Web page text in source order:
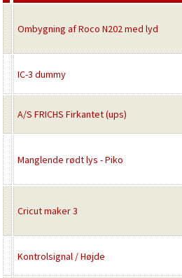
Ombygning af Roco N202 med lyd
IC-3 dummy
A/S FRICHS Firkantet (ups)
Manglende rødt lys - Piko
Cricut maker 3
Kontrolsignal / Højde